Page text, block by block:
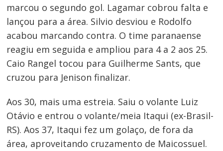
marcou o segundo gol. Lagamar cobrou falta e
lançou para a área. Silvio desviou e Rodolfo
acabou marcando contra. O time paranaense
reagiu em seguida e ampliou para 4 a 2 aos 25.
Caio Rangel tocou para Guilherme Sants, que
cruzou para Jenison finalizar.
Aos 30, mais uma estreia. Saiu o volante Luiz
Otávio e entrou o volante/meia Itaqui (ex-Brasil-
RS). Aos 37, Itaqui fez um golaço, de fora da
área, aproveitando cruzamento de Maicossuel.